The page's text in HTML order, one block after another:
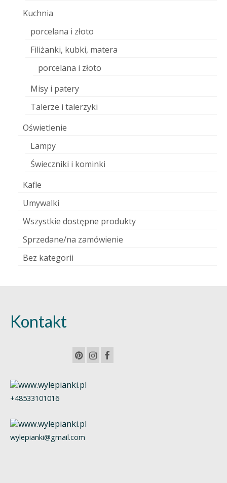
Kuchnia
porcelana i złoto
Filiżanki, kubki, matera
porcelana i złoto
Misy i patery
Talerze i talerzyki
Oświetlenie
Lampy
Świeczniki i kominki
Kafle
Umywalki
Wszystkie dostępne produkty
Sprzedane/na zamówienie
Bez kategorii
Kontakt
+48533101016
wylepianki@gmail.com